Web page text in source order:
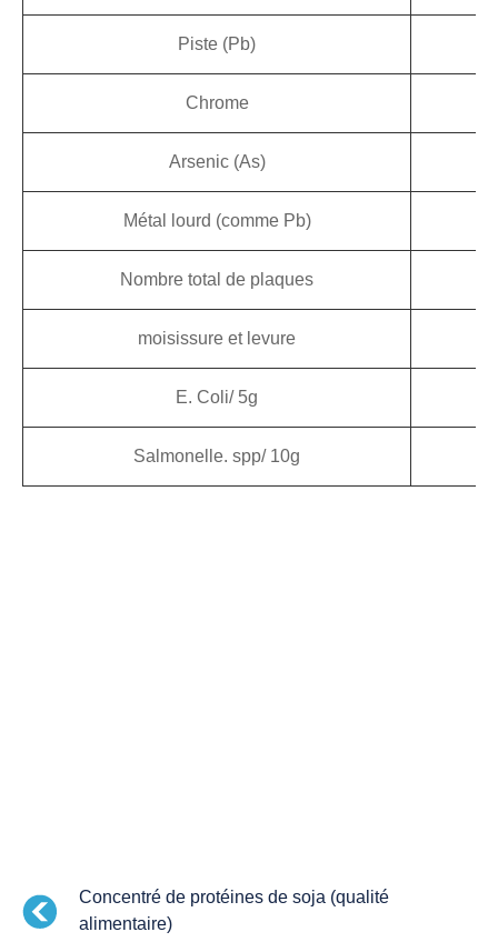
Piste (Pb)
Chrome
Arsenic (As)
Métal lourd (comme Pb)
Nombre total de plaques
moisissure et levure
E. Coli/ 5g
Salmonelle. spp/ 10g
Concentré de protéines de soja (qualité
alimentaire)